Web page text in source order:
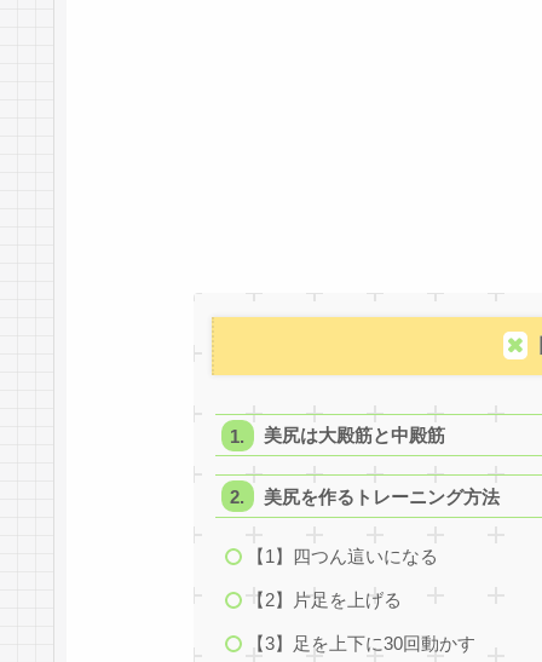
美尻は大殿筋と中殿筋
美尻を作るトレーニング方法
【1】四つん這いになる
【2】片足を上げる
【3】足を上下に30回動かす